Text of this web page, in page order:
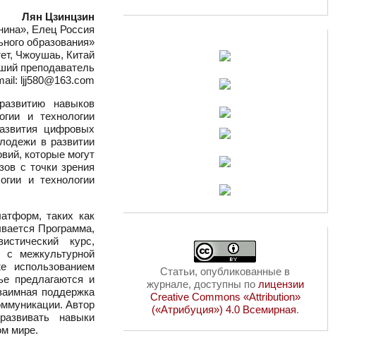
Лян Цзинцзин
Елец Россия
образования»
Чжоушаь, Китай
преподаватель
ljj580@163.com
навыков
и технологии
цифровых
в развитии
которые могут
с точки зрения
и технологии
таких как
Программа,
курс,
с межкультурной
использованием
предлагаются и
поддержка
Автор
навыки
мире.
Статьи, опубликованные в
журнале, доступны по лицензии
Creative Commons «Attribution»
(«Атрибуция») 4.0 Всемирная.